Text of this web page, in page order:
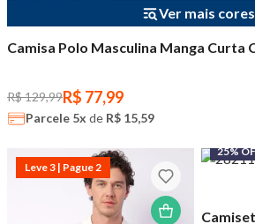
Ver mais cores
Camisa Polo Masculina Manga Curta
R$ 129,99R$ 77,99
Parcele 5x de R$ 15,59
Leve 3 | Pague 2
25%